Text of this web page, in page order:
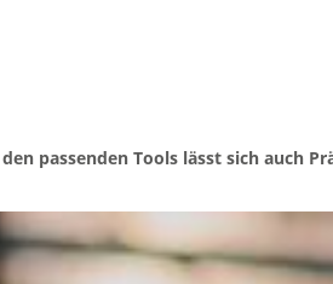
passenden Tools lässt sich auch